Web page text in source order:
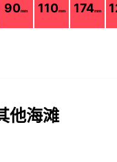
90mm 110mm 174mm
他海滩